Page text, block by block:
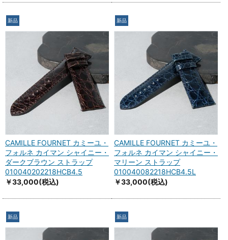
新品
CAMILLE FOURNET カミーユ・
フォルネ カイマン シャイニー・
ダークブラウン ストラップ
010040202218HCB4.5
￥33,000(税込)
新品
CAMILLE FOURNET カミーユ・
フォルネ カイマン シャイニー・
マリーン ストラップ
010040082218HCB4.5L
￥33,000(税込)
新品 新品